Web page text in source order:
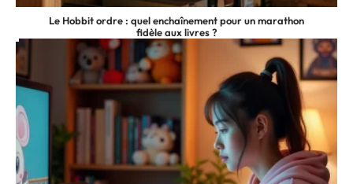
Le Hobbit ordre : quel enchaînement pour un marathon
fidèle aux livres ?